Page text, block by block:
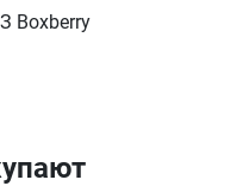
Boxberry